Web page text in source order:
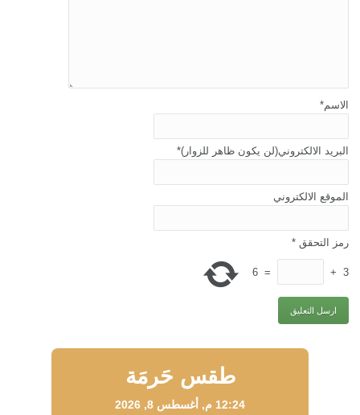
الاسم*
البريد الالكتروني(لن يكون ظاهر للزوار)*
الموقع الالكتروني
رمز التحقق*
3
+
=
6
طقس حَرمَة
12:24 م, أغسطس 8, 2026